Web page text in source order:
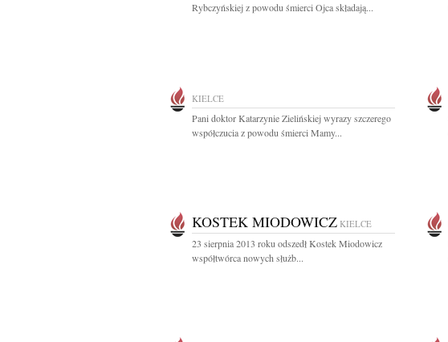
Rybczyńskiej z powodu śmierci Ojca składają...
KIELCE
Pani doktor Katarzynie Zielińskiej wyrazy szczerego
współczucia z powodu śmierci Mamy...
KOSTEK MIODOWICZ KIELCE
23 sierpnia 2013 roku odszedł Kostek Miodowicz
współtwórca nowych służb...